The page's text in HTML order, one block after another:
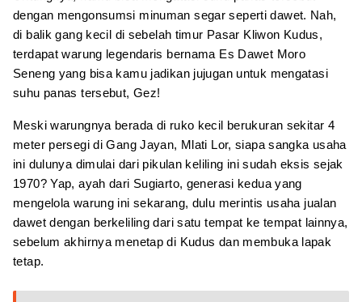
dengan mengonsumsi minuman segar seperti dawet. Nah,
di balik gang kecil di sebelah timur Pasar Kliwon Kudus,
terdapat warung legendaris bernama Es Dawet Moro
Seneng yang bisa kamu jadikan jujugan untuk mengatasi
suhu panas tersebut, Gez!
Meski warungnya berada di ruko kecil berukuran sekitar 4
meter persegi di Gang Jayan, Mlati Lor, siapa sangka usaha
ini dulunya dimulai dari pikulan keliling ini sudah eksis sejak
1970? Yap, ayah dari Sugiarto, generasi kedua yang
mengelola warung ini sekarang, dulu merintis usaha jualan
dawet dengan berkeliling dari satu tempat ke tempat lainnya,
sebelum akhirnya menetap di Kudus dan membuka lapak
tetap.